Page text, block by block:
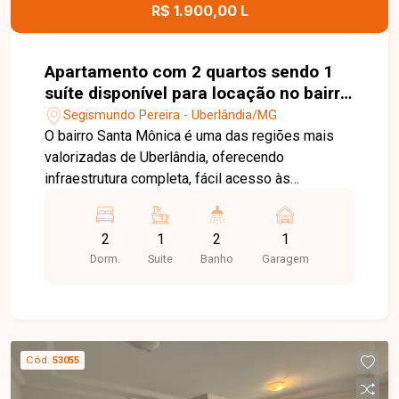
R$ 1.900,00 L
Apartamento com 2 quartos sendo 1
suíte disponível para locação no bairro
Santa Mônica em Uberlândia-MG
Segismundo Pereira - Uberlândia/MG
O bairro Santa Mônica é uma das regiões mais
valorizadas de Uberlândia, oferecendo
infraestrutura completa, fácil acesso às
supermercados, universidades, escolas,
farmácias, restaurantes, academias e diversos
serviços. Uma excelente opção para quem busca
sendo 1 suíte, banheiro social, área de serviço e
1 vaga de garagem. O apartamento possui
ambientes bem distribuídos, funcionais e
2
Dorm.
1
Suite
2
Banho
1
Garagem
Cód. 53055